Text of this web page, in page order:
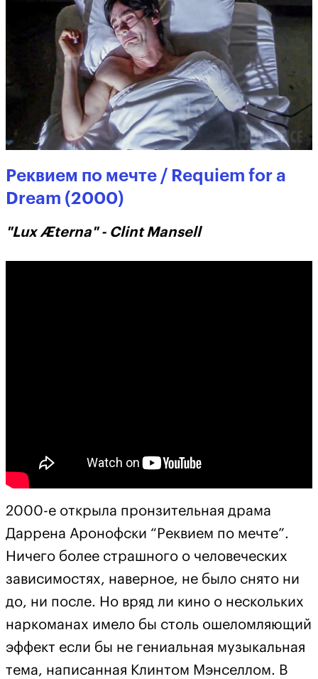
Реквием по мечте / Requiem for a
Dream (2000)
"Lux Æterna" - Clint Mansell
2000-е открыла пронзительная драма
Даррена Аронофски “Реквием по мечте”.
Ничего более страшного о человеческих
зависимостях, наверное, не было снято ни
до, ни после. Но вряд ли кино о нескольких
наркоманах имело бы столь ошеломляющий
эффект если бы не гениальная музыкальная
тема, написанная Клинтом Мэнселлом. В